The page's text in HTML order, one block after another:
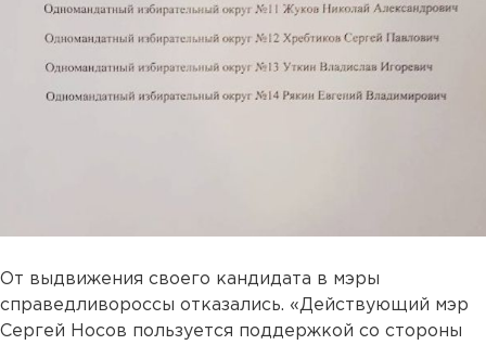
От выдвижения своего кандидата в мэры
справедливороссы отказались. «Действующий мэр
Сергей Носов пользуется поддержкой со стороны